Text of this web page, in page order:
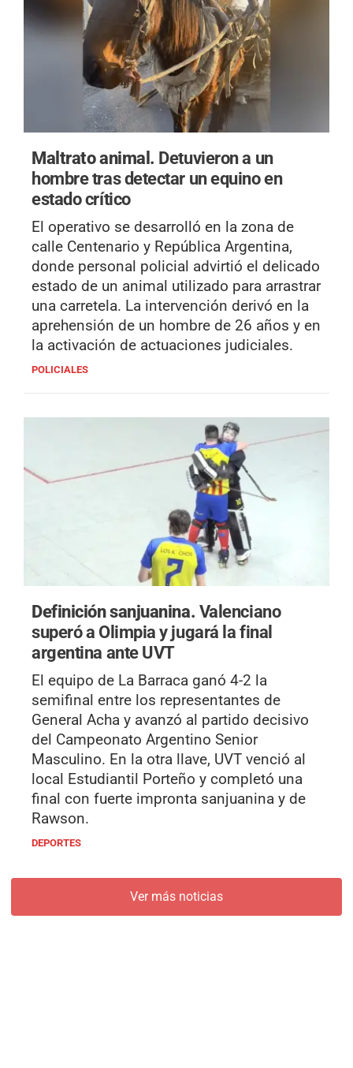
Maltrato animal. Detuvieron a un
hombre tras detectar un equino en
estado crítico
El operativo se desarrolló en la zona de
calle Centenario y República Argentina,
donde personal policial advirtió el delicado
estado de un animal utilizado para arrastrar
una carretela. La intervención derivó en la
aprehensión de un hombre de 26 años y en
la activación de actuaciones judiciales.
POLICIALES
Definición sanjuanina. Valenciano
superó a Olimpia y jugará la final
argentina ante UVT
El equipo de La Barraca ganó 4-2 la
semifinal entre los representantes de
General Acha y avanzó al partido decisivo
del Campeonato Argentino Senior
Masculino. En la otra llave, UVT venció al
local Estudiantil Porteño y completó una
final con fuerte impronta sanjuanina y de
Rawson.
DEPORTES
Ver más noticias